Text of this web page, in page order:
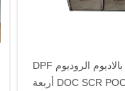
محفز ديزل بالاديوم الروديوم DPF
DOC SCR POC EU5 EU6 أربعة